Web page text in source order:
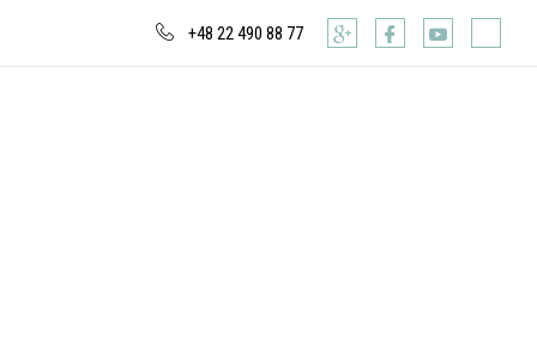
+48 22 490 88 77